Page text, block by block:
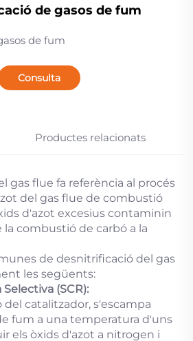
de gasos de fum
de fum
Consulta
Productes relacionats
gas flue fa referència al procés
del gas flue de combustió
d'azot excesius contaminin
combustió de carbó a la
de desnitrificació del gas
les següents:
(SCR):
del catalitzador, s'escampa
fum a una temperatura d'uns
els òxids d'azot a nitrogen i